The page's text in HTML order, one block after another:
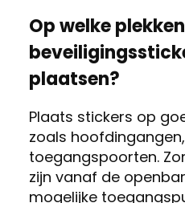
Op welke
plaatsen?
Plaats stickers op
zoals
toegangspoorten.
zijn vanaf de
mogelijke